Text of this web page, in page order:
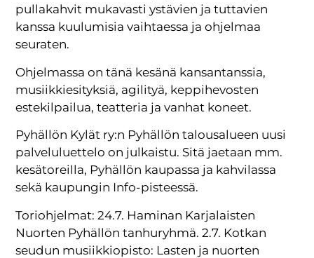
pullakahvit mukavasti ystävien ja tuttavien
kanssa kuulumisia vaihtaessa ja ohjelmaa
seuraten.
Ohjelmassa on tänä kesänä kansantanssia,
musiikkiesityksiä, agilityä, keppihevosten
estekilpailua, teatteria ja vanhat koneet.
Pyhällön Kylät ry:n Pyhällön talousalueen uusi
palveluluettelo on julkaistu. Sitä jaetaan mm.
kesätoreilla, Pyhällön kaupassa ja kahvilassa
sekä kaupungin Info-pisteessä.
Toriohjelmat: 24.7. Haminan Karjalaisten
Nuorten Pyhällön tanhuryhmä. 2.7. Kotkan
seudun musiikkiopisto: Lasten ja nuorten